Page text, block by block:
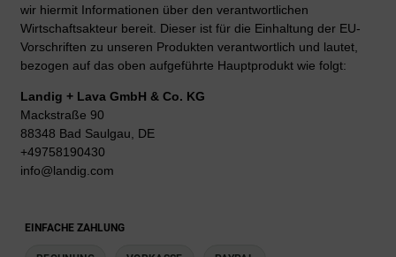
wir hiermit Informationen über den verantwortlichen
Wirtschaftsakteur bereit. Dieser ist für die Einhaltung der EU-
Vorschriften zu unseren Produkten verantwortlich und lautet,
bezogen auf das oben aufgeführte Hauptprodukt wie folgt:
Landig + Lava GmbH & Co. KG
Mackstraße 90
88348 Bad Saulgau, DE
+49758190430
info@landig.com
EINFACHE ZAHLUNG